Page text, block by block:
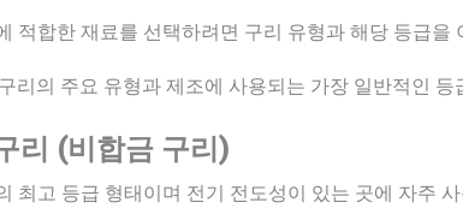
적합한 재료를 선택하려면 구리 유형과 해당 등급을
리의 주요 유형과 제조에 사용되는 가장 일반적인 등
리 (비합금 구리)
최고 등급 형태이며 전기 전도성이 있는 곳에 자주